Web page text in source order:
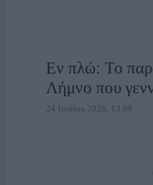
Εν πλώ: Το
Λήμνο που
24 Ιουλίου 2026, 13:00